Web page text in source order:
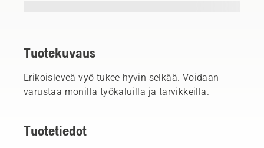
Tuotekuvaus
Erikoisleveä vyö tukee hyvin selkää. Voidaan
varustaa monilla työkaluilla ja tarvikkeilla.
Tuotetiedot